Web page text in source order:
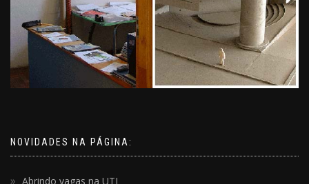
NOVIDADES NA PÁGINA:
Abrindo vagas na UTI